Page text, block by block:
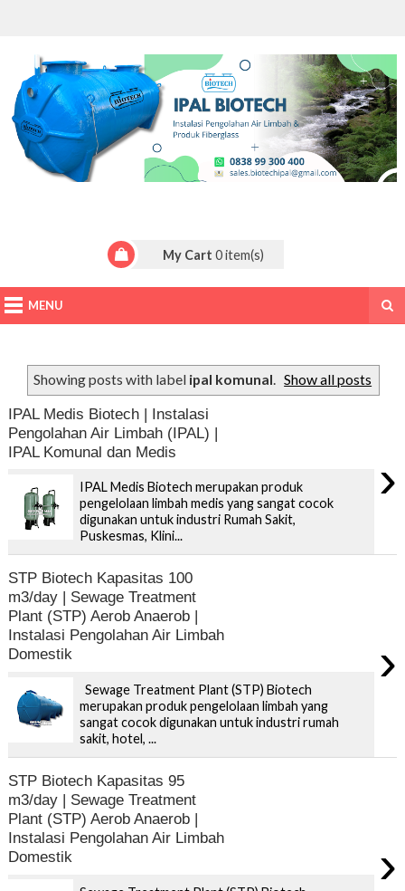
My Cart 0item(s)
MENU
Showing posts with label ipal komunal. Show all posts
IPAL Medis Biotech | Instalasi
Pengolahan Air Limbah (IPAL) |
IPAL Komunal dan Medis
›
IPAL Medis Biotech merupakan produk
pengelolaan limbah medis yang sangat cocok
digunakan untuk industri Rumah Sakit,
Puskesmas, Klini...
STP Biotech Kapasitas 100
m3/day | Sewage Treatment
Plant (STP) Aerob Anaerob |
Instalasi Pengolahan Air Limbah
Domestik
›
Sewage Treatment Plant (STP) Biotech
merupakan produk pengelolaan limbah yang
sangat cocok digunakan untuk industri rumah
sakit, hotel, ...
STP Biotech Kapasitas 95
m3/day | Sewage Treatment
Plant (STP) Aerob Anaerob |
Instalasi Pengolahan Air Limbah
Domestik
›